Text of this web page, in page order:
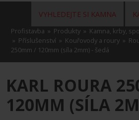
VYHLEDEJTE SI KAMNA
Profistavba » Produkty » Kamna, krby,
» Příslušenství » Kouřovody a roury »
250mm / 120mm (síla 2mm) - šedá
KARL ROURA
120MM (SÍLA